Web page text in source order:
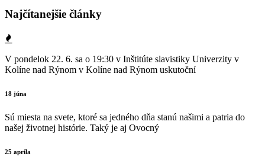
Najčítanejšie články
V pondelok 22. 6. sa o 19:30 v Inštitúte slavistiky Univerzity v
Kolíne nad Rýnom v Kolíne nad Rýnom uskutoční
18 júna
Sú miesta na svete, ktoré sa jedného dňa stanú našimi a patria do
našej životnej histórie. Taký je aj Ovocný
25 apríla